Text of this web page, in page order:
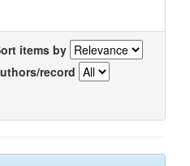
items by
record